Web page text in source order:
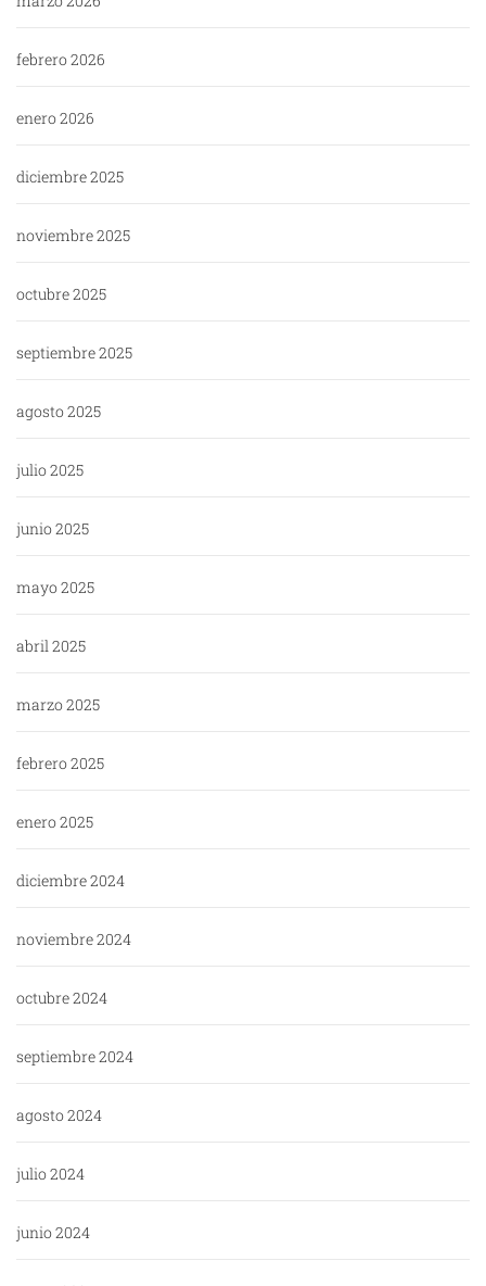
febrero 2026
enero 2026
diciembre 2025
noviembre 2025
octubre 2025
septiembre 2025
agosto 2025
julio 2025
junio 2025
mayo 2025
abril 2025
marzo 2025
febrero 2025
enero 2025
diciembre 2024
noviembre 2024
octubre 2024
septiembre 2024
agosto 2024
julio 2024
junio 2024